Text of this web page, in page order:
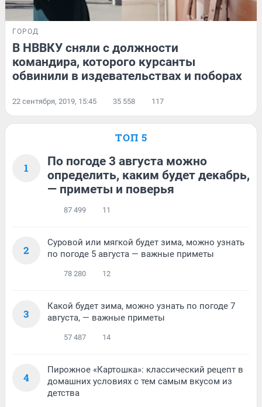
ГОРОД
В НВВКУ сняли с должности
командира, которого курсанты
обвинили в издевательствах и поборах
22 сентября, 2019, 15:45 35 558 117
ТОП 5
1
По погоде 3 августа можно
определить, каким будет декабрь,
— приметы и поверья
87 499 11
2
Суровой или мягкой будет зима, можно узнать
по погоде 5 августа — важные приметы
78 280 12
3
Какой будет зима, можно узнать по погоде 7
августа, — важные приметы
57 487 14
4
Пирожное «Картошка»: классический рецепт в
домашних условиях с тем самым вкусом из
детства